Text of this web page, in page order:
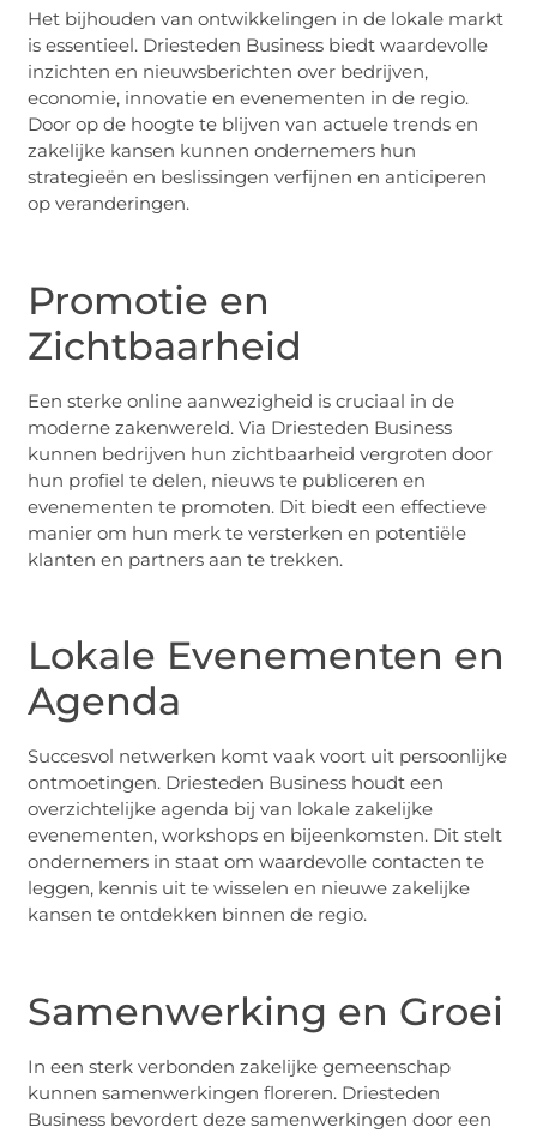
Het bijhouden van ontwikkelingen in de lokale markt
is essentieel. Driesteden Business biedt waardevolle
inzichten en nieuwsberichten over bedrijven,
economie, innovatie en evenementen in de regio.
Door op de hoogte te blijven van actuele trends en
zakelijke kansen kunnen ondernemers hun
strategieën en beslissingen verfijnen en anticiperen
op veranderingen.
Promotie en
Zichtbaarheid
Een sterke online aanwezigheid is cruciaal in de
moderne zakenwereld. Via Driesteden Business
kunnen bedrijven hun zichtbaarheid vergroten door
hun profiel te delen, nieuws te publiceren en
evenementen te promoten. Dit biedt een effectieve
manier om hun merk te versterken en potentiële
klanten en partners aan te trekken.
Lokale Evenementen en
Agenda
Succesvol netwerken komt vaak voort uit persoonlijke
ontmoetingen. Driesteden Business houdt een
overzichtelijke agenda bij van lokale zakelijke
evenementen, workshops en bijeenkomsten. Dit stelt
ondernemers in staat om waardevolle contacten te
leggen, kennis uit te wisselen en nieuwe zakelijke
kansen te ontdekken binnen de regio.
Samenwerking en Groei
In een sterk verbonden zakelijke gemeenschap
kunnen samenwerkingen floreren. Driesteden
Business bevordert deze samenwerkingen door een